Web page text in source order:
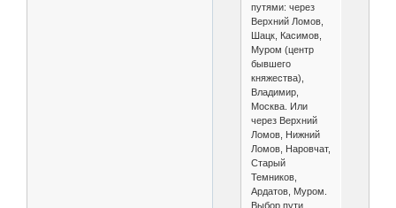
путями: через
Верхний Ломов,
Шацк, Касимов,
Муром (центр
бывшего
княжества),
Владимир,
Москва. Или
через Верхний
Ломов, Нижний
Ломов, Наровчат,
Старый
Темников,
Ардатов, Муром.
Выбор пути